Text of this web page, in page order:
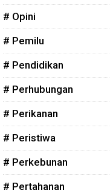
# Opini
# Pemilu
# Pendidikan
# Perhubungan
# Perikanan
# Peristiwa
# Perkebunan
# Pertahanan